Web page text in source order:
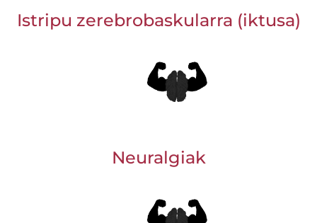
Istripu zerebrobaskularra (iktusa)
Neuralgiak